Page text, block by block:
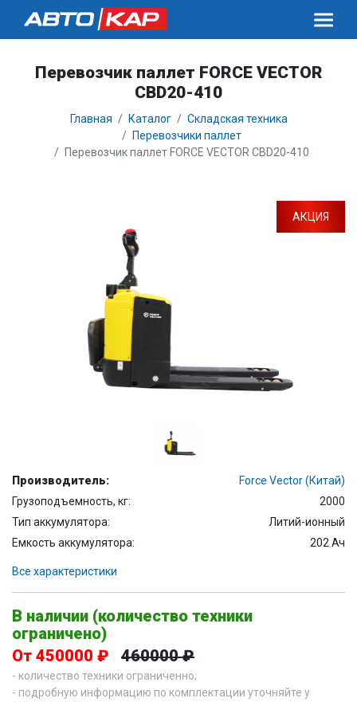
Перевозчик паллет FORCE VECTOR
CBD20-410
Главная Каталог
Складская техника
Перевозчики паллет
Перевозчик паллет FORCE VECTOR CBD20-410
АКЦИЯ
Производитель:
Force Vector (Китай)
Грузоподъемность, кг:
2000
Тип аккумулятора:
Литий-ионный
Емкость аккумулятора:
202 Ач
Все характеристики
В наличии (количество техники
ограничено)
От 450000 ₽
460000 ₽
- количество техники ограниченно;
- подробную информацию по комплектации уточняйте у